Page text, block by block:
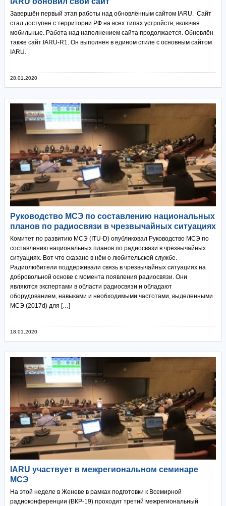
Завершён первый этап работы над обновлённым сайтом IARU. Сайт
стал доступен с территории РФ на всех типах устройств, включая
мобильные. Работа над наполнением сайта продолжается. Обновлён
также сайт IARU-R1. Он выполнен в едином стиле с основным сайтом
IARU.
28.01.2020
Руководство МСЭ по составлению национальных
планов по радиосвязи в чрезвычайных ситуациях
Комитет по развитию МСЭ (ITU-D) опубликовал Руководство МСЭ по
составлению национальных планов по радиосвязи в чрезвычайных
ситуациях. Вот что сказано в нём о любительской службе.
Радиолюбители поддерживали связь в чрезвычайных ситуациях на
добровольной основе с момента появления радиосвязи. Они
являются экспертами в области радиосвязи и обладают
оборудованием, навыками и необходимыми частотами, выделенными
МСЭ (2017d) для […]
18.01.2020
IARU участвует в межрегиональном семинаре
МСЭ
На этой неделе в Женеве в рамках подготовки к Всемирной
радиоконференции (ВКР-19) проходит третий межрегиональный